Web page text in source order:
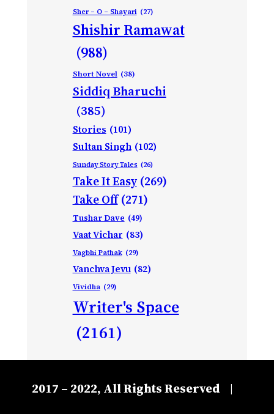
Sher – O – Shayari (27)
Shishir Ramawat
(988)
Short Novel (38)
Siddiq Bharuchi
(385)
Stories (101)
Sultan Singh (102)
Sunday Story Tales (26)
Take It Easy (269)
Take Off (271)
Tushar Dave (49)
Vaat Vichar (83)
Vagbhi Pathak (29)
Vanchva Jevu (82)
Vividha (29)
Writer's Space
(2161)
2017 – 2022, All Rights Reserved |